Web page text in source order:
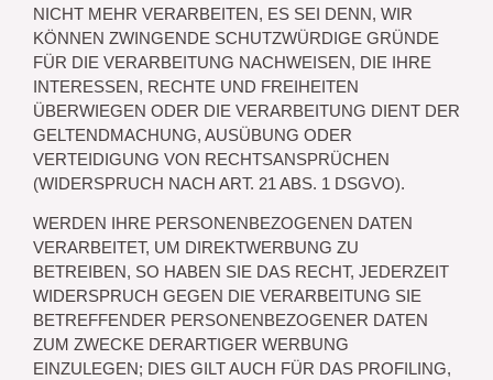
NICHT MEHR VERARBEITEN, ES SEI DENN, WIR
KÖNNEN ZWINGENDE SCHUTZWÜRDIGE GRÜNDE
FÜR DIE VERARBEITUNG NACHWEISEN, DIE IHRE
INTERESSEN, RECHTE UND FREIHEITEN
ÜBERWIEGEN ODER DIE VERARBEITUNG DIENT DER
GELTENDMACHUNG, AUSÜBUNG ODER
VERTEIDIGUNG VON RECHTSANSPRÜCHEN
(WIDERSPRUCH NACH ART. 21 ABS. 1 DSGVO).
WERDEN IHRE PERSONENBEZOGENEN DATEN
VERARBEITET, UM DIREKTWERBUNG ZU
BETREIBEN, SO HABEN SIE DAS RECHT, JEDERZEIT
WIDERSPRUCH GEGEN DIE VERARBEITUNG SIE
BETREFFENDER PERSONENBEZOGENER DATEN
ZUM ZWECKE DERARTIGER WERBUNG
EINZULEGEN; DIES GILT AUCH FÜR DAS PROFILING,